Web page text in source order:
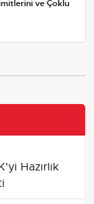
ve Çoklu
Hazırlık